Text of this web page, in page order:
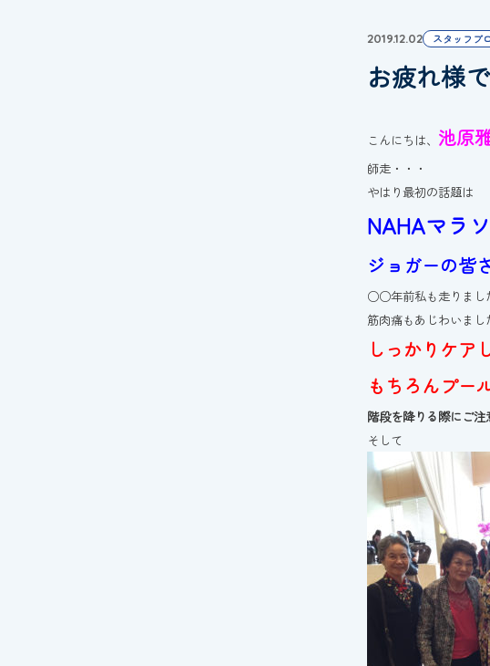
2019.12.02 スタッフブ
お疲れ様
こんにちは、 池原
師走・・・
やはり最初の話題は
NAHAマラ
ジョガーの皆
○○年前私も走りまし
筋肉痛もあじわいまし
しっかりケア
もちろんプー
階段を降りる際にご注
そして